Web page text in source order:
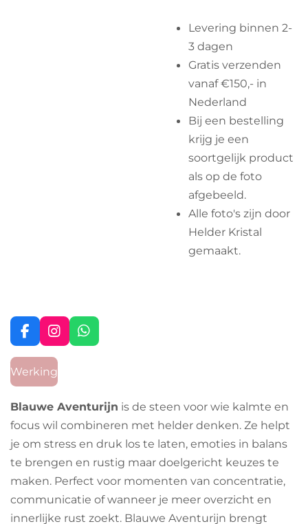
Levering binnen 2-
3 dagen
Gratis verzenden
vanaf €150,- in
Nederland
Bij een bestelling
krijg je een
soortgelijk product
als op de foto
afgebeeld.
Alle foto's zijn door
Helder Kristal
gemaakt.
F
a
e
b
o
o
k
I
n
s
t
a
g
r
a
m
W
h
A
p
p
Werking
Blauwe Aventurijn is de steen voor wie kalmte en
focus wil combineren met helder denken. Ze helpt
je om stress en druk los te laten, emoties in balans
te brengen en rustig maar doelgericht keuzes te
maken. Perfect voor momenten van concentratie,
communicatie of wanneer je meer overzicht en
innerlijke rust zoekt. Blauwe Aventurijn brengt